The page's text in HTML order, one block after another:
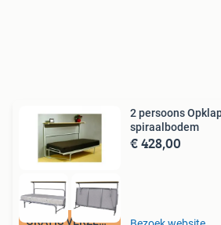
GRATIS VERZENDING
2 persoons
spiraalbodem
€ 428,00